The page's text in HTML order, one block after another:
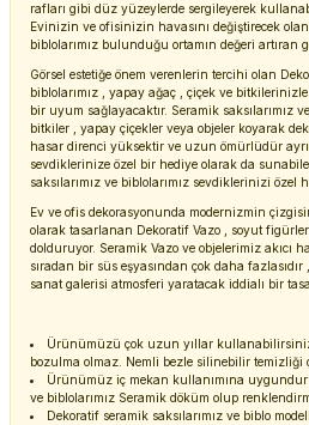
rafları gibi düz yüzeylerde sergileyerek
Evinizin ve ofisinizin havasını değiştirecek
biblolarımız bulunduğu ortamın değeri artıran
Görsel estetiğe önem verenlerin tercihi olan
biblolarımız , yapay ağaç , çiçek ve bitkilerinizle
bir uyum sağlayacaktır. Seramik saksılarımız
bitkiler , yapay çiçekler veya objeler koyarak
hasar direnci yüksektir ve uzun ömürlüdür
sevdiklerinize özel bir hediye olarak da
saksılarımız ve biblolarımız sevdiklerinizi özel
Ev ve ofis dekorasyonunda modernizmin
olarak tasarlanan Dekoratif Vazo , soyut
dolduruyor. Seramik Vazo ve objelerimiz akıcı
sıradan bir süs eşyasından çok daha
sanat galerisi atmosferi yaratacak iddialı bir
Ürünümüzü çok uzun yıllar
bozulma olmaz. Nemli bezle silinebilir temizliği
Ürünümüz iç mekan kullanımına uygundur
ve biblolarımız Seramik döküm olup
Dekoratif seramik saksılarımız ve biblo